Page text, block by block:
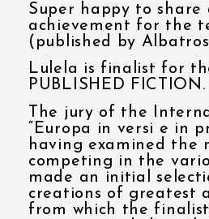
Super happy to share
achievement for the
(published by
Lulela is finalist for
PUBLISHED FICTION.
The jury of the
“Europa in versi e in
having examined the
competing in the
made an initial
creations of greatest
from which the